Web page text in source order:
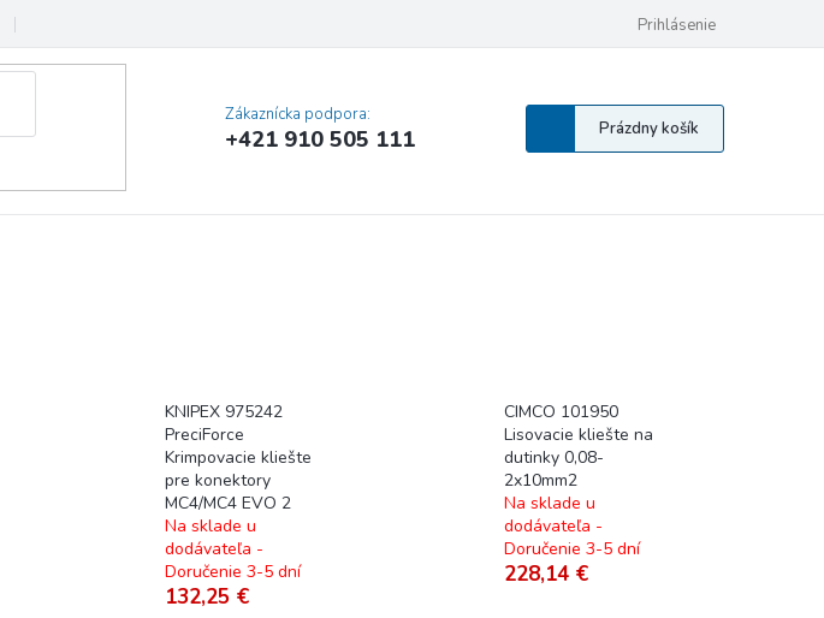
Vyhlásenie o prístupnosti
Prihlásenie
Zákaznícka podpora:
+421 910 505 111
Nákupný
košík
Prázdny košík
KNIPEX 975242
PreciForce
Krimpovacie kliešte
pre konektory
MC4/MC4 EVO 2
Na sklade u
dodávateľa -
Doručenie 3-5 dní
132,25 €
CIMCO 101950
Lisovacie kliešte na
dutinky 0,08-
2x10mm2
Na sklade u
dodávateľa -
Doručenie 3-5 dní
228,14 €